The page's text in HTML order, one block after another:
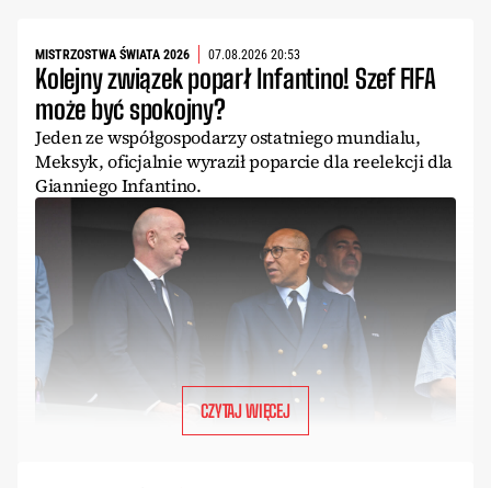
MISTRZOSTWA ŚWIATA 2026 07.08.2026 20:53
Kolejny związek poparł Infantino! Szef FIFA
może być spokojny?
Jeden ze współgospodarzy ostatniego mundialu,
Meksyk, oficjalnie wyraził poparcie dla reelekcji dla
Gianniego Infantino.
CZYTAJ WIĘCEJ